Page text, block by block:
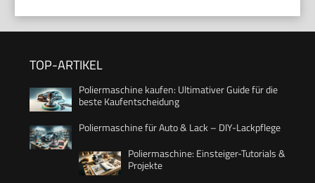
TOP-ARTIKEL
Poliermaschine kaufen: Ultimativer Guide für die
beste Kaufentscheidung
Poliermaschine für Auto & Lack – DIY-Lackpflege
Poliermaschine: Einsteiger-Tutorials &
Projekte